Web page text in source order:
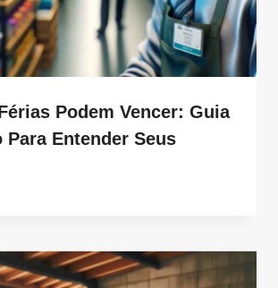
Podem Vencer: Guia
Para Entender Seus